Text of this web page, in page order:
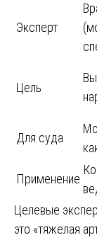
Эксперт
Цель
Для суда
Применение
Целевые
это «тяжелая